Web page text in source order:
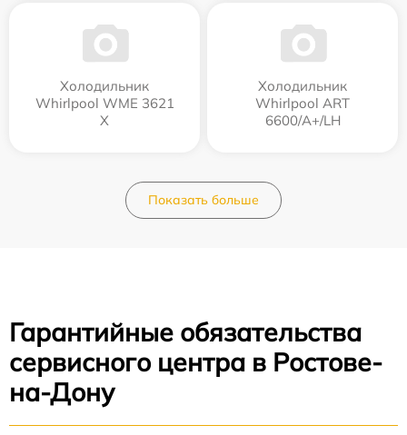
Холодильник
Whirlpool WME 3621
X
Холодильник
Whirlpool ART
6600/A+/LH
Показать больше
Гарантийные обязательства
сервисного центра в Ростове-
на-Дону